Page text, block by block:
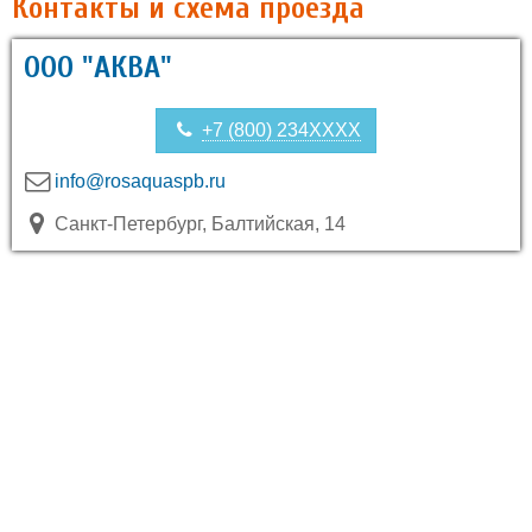
Контакты и схема проезда
ООО "АКВА"
+7 (800) 234XXXX
info@rosaquaspb.ru
Санкт-Петербург, Балтийская, 14